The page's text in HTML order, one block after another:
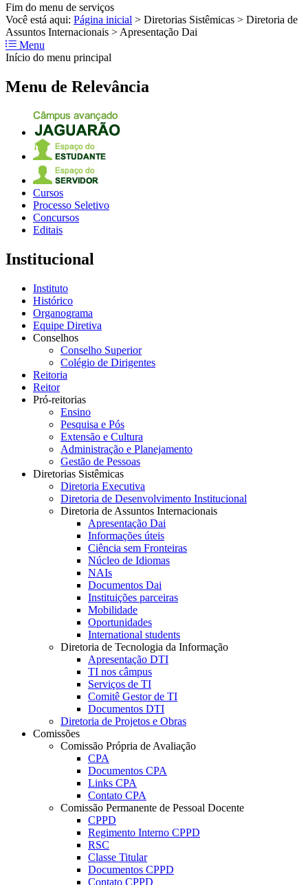
Fim do menu de serviços
Você está aqui: Página inicial > Diretorias Sistêmicas > Diretoria de
Assuntos Internacionais > Apresentação Dai
Menu
Início do menu principal
Menu de Relevância
Cursos
Processo Seletivo
Concursos
Editais
Institucional
Instituto
Histórico
Organograma
Equipe Diretiva
Conselhos
Conselho Superior
Colégio de Dirigentes
Reitoria
Reitor
Pró-reitorias
Ensino
Pesquisa e Pós
Extensão e Cultura
Administração e Planejamento
Gestão de Pessoas
Diretorias Sistêmicas
Diretoria Executiva
Diretoria de Desenvolvimento Institucional
Diretoria de Assuntos Internacionais
Apresentação Dai
Informações úteis
Ciência sem Fronteiras
Núcleo de Idiomas
NAIs
Documentos Dai
Instituições parceiras
Mobilidade
Oportunidades
International students
Diretoria de Tecnologia da Informação
Apresentação DTI
TI nos câmpus
Serviços de TI
Comitê Gestor de TI
Documentos DTI
Diretoria de Projetos e Obras
Comissões
Comissão Própria de Avaliação
CPA
Documentos CPA
Links CPA
Contato CPA
Comissão Permanente de Pessoal Docente
CPPD
Regimento Interno CPPD
RSC
Classe Titular
Documentos CPPD
Contato CPPD